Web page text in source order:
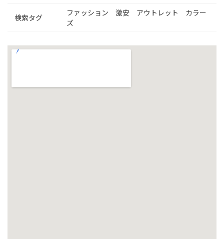
検索タグ
ファッション 激安 アウトレット カラー
ズ